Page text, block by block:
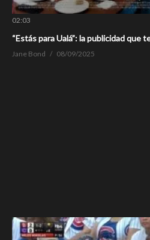
02:03
“Estás para Ualá”: la publicidad que
Jane Bond 08/09/2025